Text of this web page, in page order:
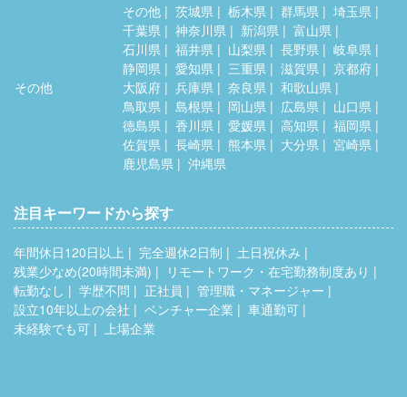
その他
その他 茨城県 栃木県 群馬県
埼玉県
千葉県
神奈川県 新潟県
富山県
石川県
福井県 山梨県 長野県
岐阜県
静岡県
愛知県 三重県 滋賀県
京都府
大阪府
兵庫県 奈良県
和歌山県
鳥取県
島根県 岡山県 広島県
山口県
徳島県
香川県 愛媛県 高知県
福岡県
佐賀県
長崎県 熊本県 大分県
宮崎県
鹿児島県
沖縄県
注目キーワードから探す
年間休日120日以上 完全週休2日制
土日祝休み
残業少なめ(20時間未満)
リモートワーク・在宅勤務制度あり
転勤なし
学歴不問 正社員
管理職・マネージャー
設立10年以上の会社
ベンチャー企業
車通勤可
未経験でも可
上場企業